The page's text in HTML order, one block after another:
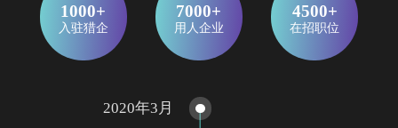
1000+
入驻猎企
7000+
用人企业
4500+
在招职位
2020年3月